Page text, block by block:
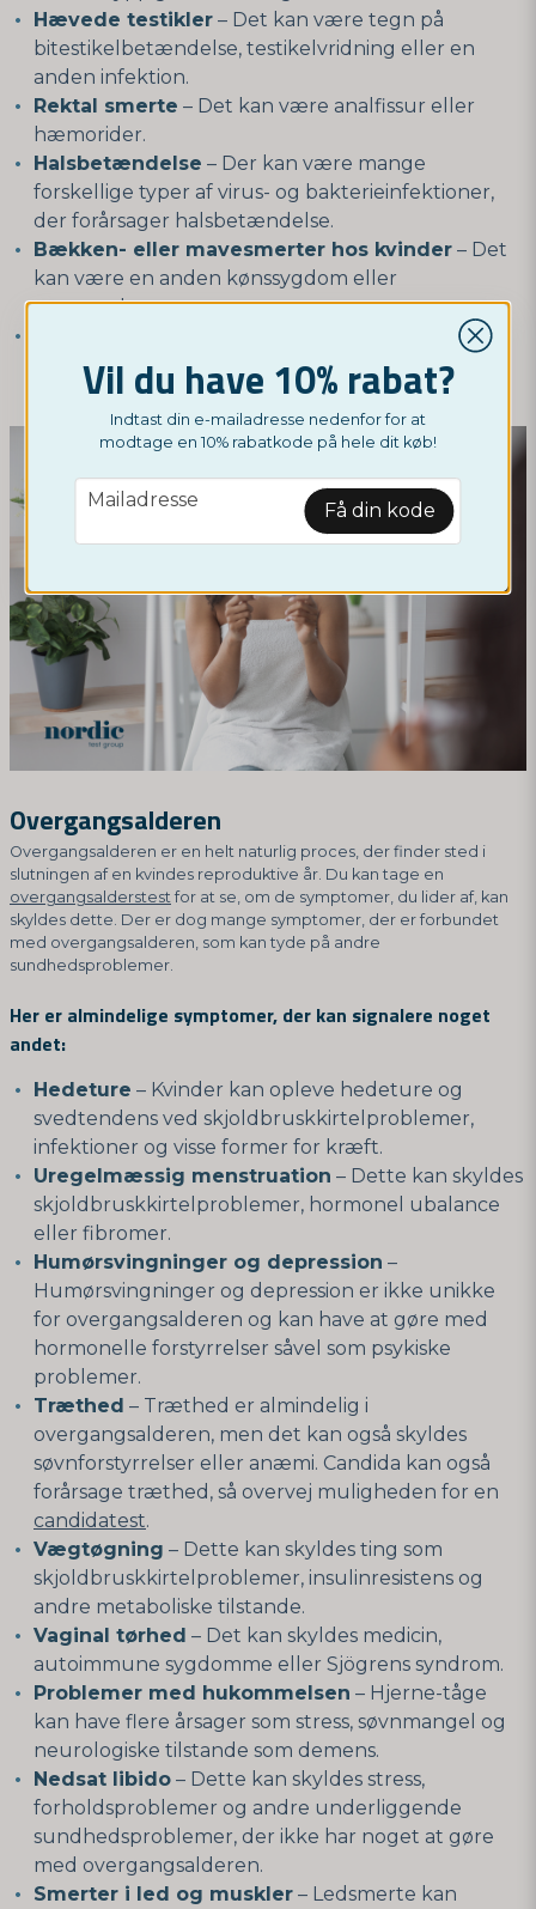
Hævede testikler – Det kan være tegn på
bitestikelbetændelse, testikelvridning eller en
anden infektion.
Rektal smerte – Det kan være analfissur eller
hæmorider.
Halsbetændelse – Der kan være mange
forskellige typer af virus- og bakterieinfektioner,
der forårsager halsbetændelse.
Bækken- eller mavesmerter hos kvinder – Det
kan være en anden kønssygdom eller
æggestokcyster.
– Det kan skyldes
hormonel ubalance, fibromer eller andre
gynækologiske problemer.
Overgangsalderen
Overgangsalderen er en helt naturlig proces, der finder sted i
slutningen af en kvindes reproduktive år. Du kan tage en
overgangsalderstest for at se, om de symptomer, du lider af, kan
skyldes dette. Der er dog mange symptomer, der er forbundet
med overgangsalderen, som kan tyde på andre
sundhedsproblemer.
Her er almindelige symptomer, der kan signalere noget
andet:
Hedeture – Kvinder kan opleve hedeture og
svedtendens ved skjoldbruskkirtelproblemer,
infektioner og visse former for kræft.
Uregelmæssig menstruation – Dette kan skyldes
skjoldbruskkirtelproblemer, hormonel ubalance
eller fibromer.
Humørsvingninger og depression –
Humørsvingninger og depression er ikke unikke
for overgangsalderen og kan have at gøre med
hormonelle forstyrrelser såvel som psykiske
problemer.
Træthed – Træthed er almindelig i
overgangsalderen, men det kan også skyldes
søvnforstyrrelser eller anæmi. Candida kan også
forårsage træthed, så overvej muligheden for en
candidatest.
Vægtøgning – Dette kan skyldes ting som
skjoldbruskkirtelproblemer, insulinresistens og
andre metaboliske tilstande.
Vaginal tørhed – Det kan skyldes medicin,
autoimmune sygdomme eller Sjögrens syndrom.
Problemer med hukommelsen – Hjerne-tåge
kan have flere årsager som stress, søvnmangel og
neurologiske tilstande som demens.
Nedsat libido – Dette kan skyldes stress,
forholdsproblemer og andre underliggende
sundhedsproblemer, der ikke har noget at gøre
med overgangsalderen.
Smerter i led og muskler – Ledsmerte kan
Vil du have 10% rabat?
Indtast din e-mailadresse nedenfor for at
modtage en 10% rabatkode på hele dit køb!
email
Mailadresse Få din kode